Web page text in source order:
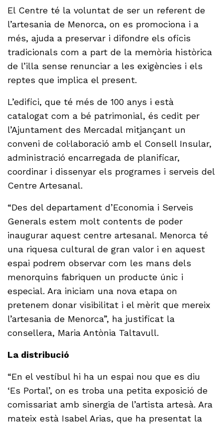
El Centre té la voluntat de ser un referent de
l’artesania de Menorca, on es promociona i a
més, ajuda a preservar i difondre els oficis
tradicionals com a part de la memòria històrica
de l’illa sense renunciar a les exigències i els
reptes que implica el present.
L’edifici, que té més de 100 anys i està
catalogat com a bé patrimonial, és cedit per
l’Ajuntament des Mercadal mitjançant un
conveni de col·laboració amb el Consell Insular,
administració encarregada de planificar,
coordinar i dissenyar els programes i serveis del
Centre Artesanal.
“Des del departament d’Economia i Serveis
Generals estem molt contents de poder
inaugurar aquest centre artesanal. Menorca té
una riquesa cultural de gran valor i en aquest
espai podrem observar com les mans dels
menorquins fabriquen un producte únic i
especial. Ara iniciam una nova etapa on
pretenem donar visibilitat i el mèrit que mereix
l’artesania de Menorca”, ha justificat la
consellera, Maria Antònia Taltavull.
La distribució
“En el vestíbul hi ha un espai nou que es diu
‘Es Portal’, on es troba una petita exposició de
comissariat amb sinergia de l’artista artesà. Ara
mateix està Isabel Arias, que ha presentat la